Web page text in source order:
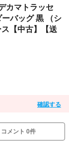
マトラッセ
バッグ 黒 （シ
【中古】【送
確認する
コメント 0件